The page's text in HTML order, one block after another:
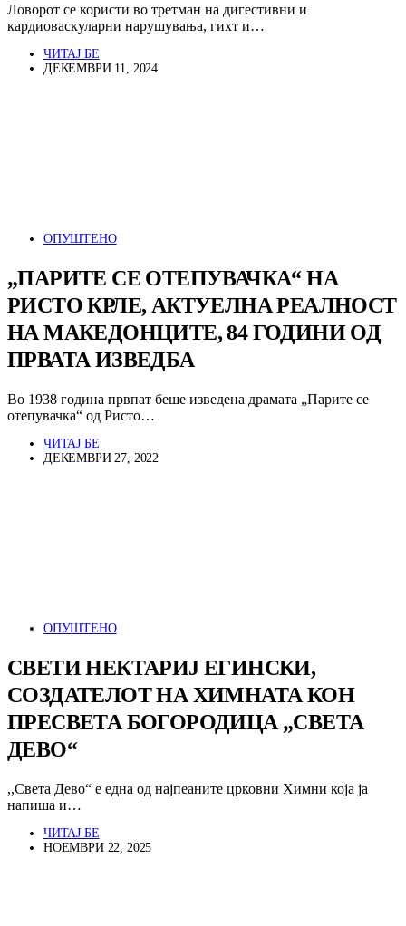
Ловорот се користи во третман на дигестивни и
кардиоваскуларни нарушувања, гихт и…
ЧИТАЈ БЕ
ДЕКЕМВРИ 11, 2024
ОПУШТЕНО
„ПАРИТЕ СЕ ОТЕПУВАЧКА“ НА
РИСТО КРЛЕ, АКТУЕЛНА РЕАЛНОСТ
НА МАКЕДОНЦИТЕ, 84 ГОДИНИ ОД
ПРВАТА ИЗВЕДБА
Во 1938 година првпат беше изведена драмата „Парите се
отепувачка“ од Ристо…
ЧИТАЈ БЕ
ДЕКЕМВРИ 27, 2022
ОПУШТЕНО
СВЕТИ НЕКТАРИЈ ЕГИНСКИ,
СОЗДАТЕЛОТ НА ХИМНАТА КОН
ПРЕСВЕТА БОГОРОДИЦА „СВЕТА
ДЕВО“
,,Света Дево“ е една од најпеаните црковни Химни која ја
напиша и…
ЧИТАЈ БЕ
НОЕМВРИ 22, 2025